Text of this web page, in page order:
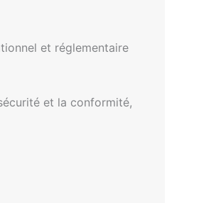
et réglementaire
et la conformité,